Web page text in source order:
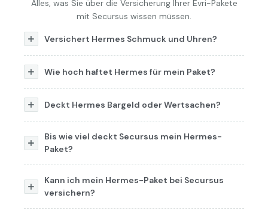
Alles, was Sie über die Versicherung Ihrer Evri-Pakete
mit Secursus wissen müssen.
Versichert Hermes Schmuck und Uhren?
Wie hoch haftet Hermes für mein Paket?
Deckt Hermes Bargeld oder Wertsachen?
Bis wie viel deckt Secursus mein Hermes-
Paket?
Kann ich mein Hermes-Paket bei Secursus
versichern?